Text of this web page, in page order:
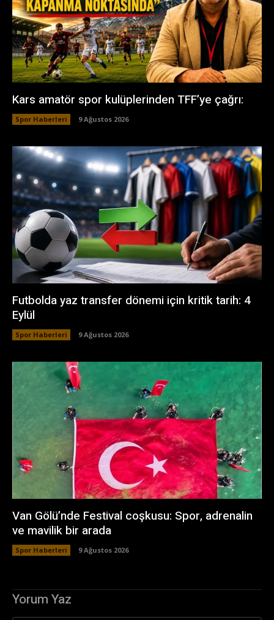
Kars amatör spor kulüplerinden TFF’ye çağrı:
Spor Haberleri 9 Ağustos 2026
Futbolda yaz transfer dönemi için kritik tarih: 4
Eylül
Spor Haberleri 9 Ağustos 2026
Van Gölü’nde Festival coşkusu: Spor, adrenalin
ve mavilik bir arada
Spor Haberleri 9 Ağustos 2026
Yorum Yaz